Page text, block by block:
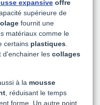
expansive offre
supérieure de
fournit une
matériaux comme le
certains plastiques
d'enchainer les collages
à la mousse
, réduisant le temps
forme. Un autre point